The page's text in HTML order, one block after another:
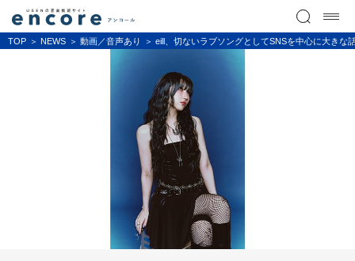
TOP NEWS 動画／音声あり eill、切ないラブソングとしてSNSを中心に大きな